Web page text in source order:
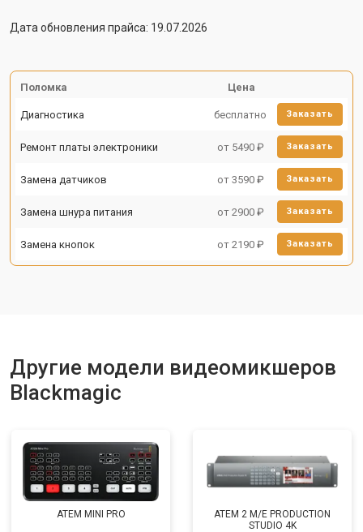
Дата обновления прайса: 19.07.2026
Поломка Цена
Диагностика бесплатно Заказать
Ремонт платы электроники от 5490 ₽ Заказать
Замена датчиков от 3590 ₽ Заказать
Замена шнура питания от 2900 ₽ Заказать
Замена кнопок от 2190 ₽ Заказать
Другие модели видеомикшеров
Blackmagic
ATEM MINI PRO
ATEM 2 M/E PRODUCTION
STUDIO 4K